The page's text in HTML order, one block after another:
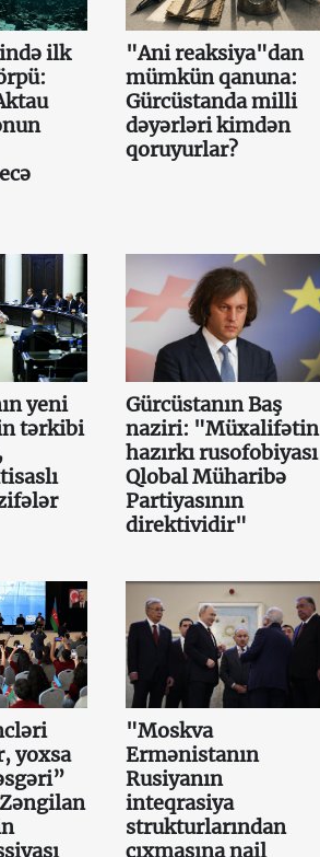
ilk
"Ani reaksiya"dan
mümkün qanuna:
Gürcüstanda milli
dəyərləri kimdən
qoruyurlar?
yeni
tərkibi
Gürcüstanın Baş
naziri: "Müxalifətin
hazırkı rusofobiyası
Qlobal Müharibə
Partiyasının
direktividir"
yoxsa
"Moskva
Ermənistanın
Rusiyanın
inteqrasiya
strukturlarından
çıxmasına nail